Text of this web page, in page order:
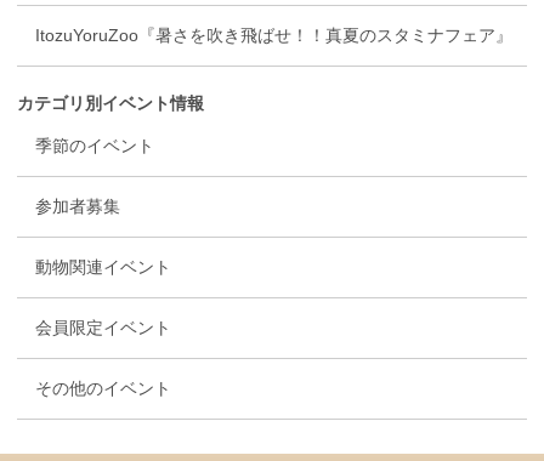
ItozuYoruZoo『暑さを吹き飛ばせ！！真夏のスタミナフェア』
カテゴリ別イベント情報
季節のイベント
参加者募集
動物関連イベント
会員限定イベント
その他のイベント